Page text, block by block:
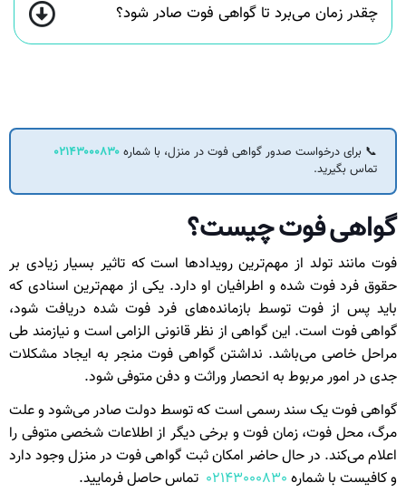
چقدر زمان می‌برد تا گواهی فوت صادر شود؟
📞 برای درخواست صدور گواهی فوت در منزل، با شماره ۰۲۱۴۳۰۰۰۸۳۰
تماس بگیرید.
گواهی فوت چیست؟
فوت مانند تولد از مهم‌ترین رویداد‌ها است که تاثیر بسیار زیادی بر
حقوق فرد فوت شده و اطرافیان او دارد. یکی از مهم‌ترین اسنادی که
باید پس از فوت توسط بازمانده‌های فرد فوت شده دریافت شود،
گواهی فوت است. این گواهی از نظر قانونی الزامی است و نیازمند طی
مراحل خاصی می‌باشد. نداشتن گواهی فوت منجر به ایجاد مشکلات
جدی در امور مربوط به انحصار وراثت و دفن متوفی شود.
گواهی فوت یک سند رسمی است که توسط دولت صادر می‌شود و علت
مرگ، محل فوت، زمان فوت و برخی دیگر از اطلاعات شخصی متوفی را
اعلام می‌کند. در حال حاضر امکان ثبت گواهی فوت در منزل وجود دارد
و کافیست با شماره‌ 02143000830 تماس حاصل فرمایید.